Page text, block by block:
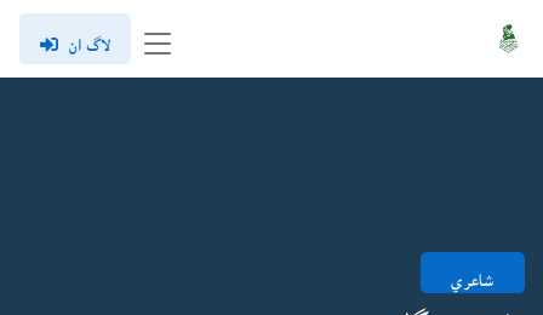
لاگ ان
شاعري